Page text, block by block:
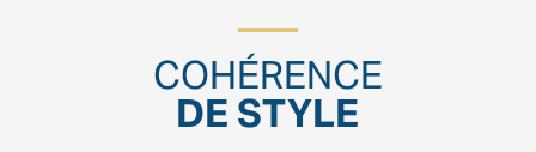
COHÉRENCE
DE STYLE